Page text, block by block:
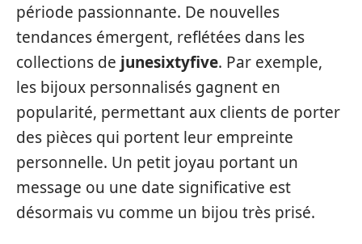
période passionnante. De nouvelles
tendances émergent, reflétées dans les
collections de junesixtyfive. Par exemple,
les bijoux personnalisés gagnent en
popularité, permettant aux clients de porter
des pièces qui portent leur empreinte
personnelle. Un petit joyau portant un
message ou une date significative est
désormais vu comme un bijou très prisé.